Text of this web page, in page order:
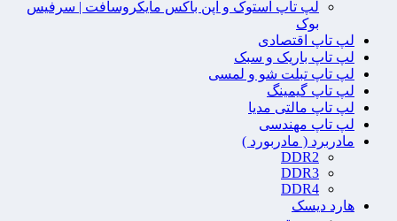
لپ تاپ استوک و اپن باکس مایکروسافت | سرفیس
بوک
لپ تاپ اقتصادی
لپ تاپ باریک و سبک
لپ تاپ تبلت شو و لمسی
لپ تاپ گیمینگ
لپ تاپ مالتی مدیا
لپ تاپ مهندسی
مادربرد ( مادربورد )
DDR2
DDR3
DDR4
هارد دیسک